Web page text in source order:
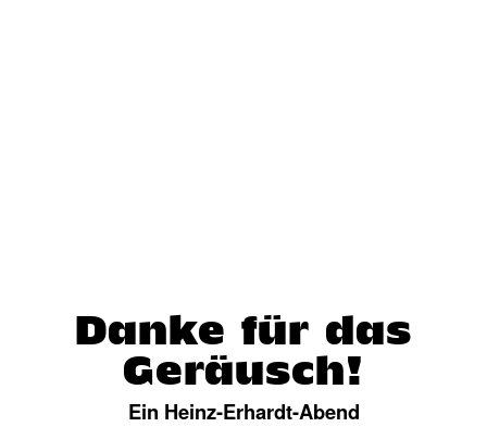
Danke für das
Geräusch!
Ein Heinz-Erhardt-Abend